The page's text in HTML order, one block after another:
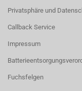
Privatsphäre und
Callback Service
Impressum
Fuchsfelgen